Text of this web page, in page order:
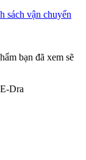
sách vận chuyển
bạn đã xem sẽ
Dra